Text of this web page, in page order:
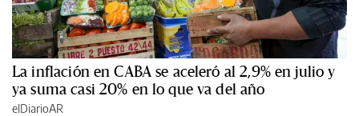
La inflación en CABA se aceleró al 2,9% en julio y
ya suma casi 20% en lo que va del año
elDiarioAR